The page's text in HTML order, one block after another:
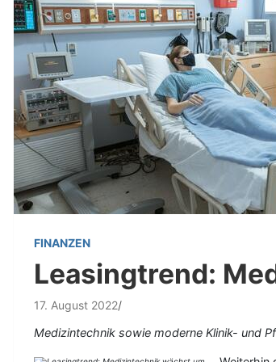
FINANZEN
Leasingtrend:
17. August 2022
Medizintechnik sowie moderne Klinik- und